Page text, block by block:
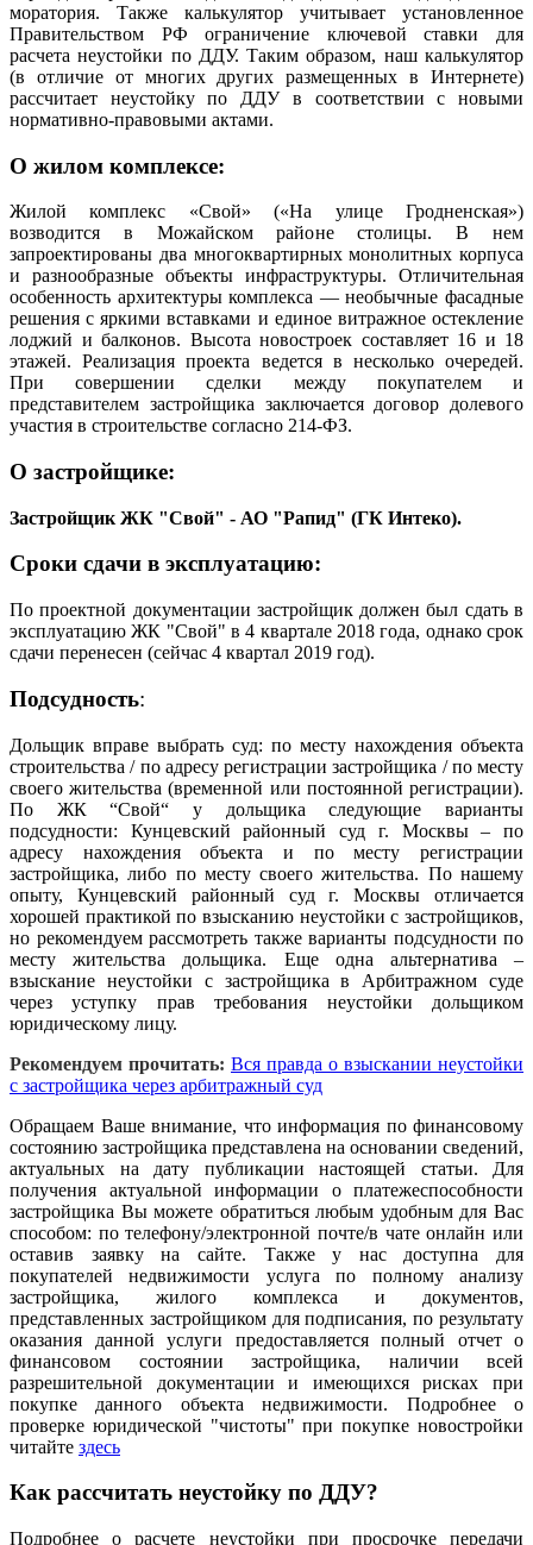
моратория. Также калькулятор учитывает установленное
Правительством РФ ограничение ключевой ставки для
расчета неустойки по ДДУ. Таким образом, наш калькулятор
(в отличие от многих других размещенных в Интернете)
рассчитает неустойку по ДДУ в соответствии с новыми
нормативно-правовыми актами.
О жилом комплексе:
Жилой комплекс «Свой» («На улице Гродненская»)
возводится в Можайском районе столицы. В нем
запроектированы два многоквартирных монолитных корпуса
и разнообразные объекты инфраструктуры. Отличительная
особенность архитектуры комплекса — необычные фасадные
решения с яркими вставками и единое витражное остекление
лоджий и балконов. Высота новостроек составляет 16 и 18
этажей. Реализация проекта ведется в несколько очередей.
При совершении сделки между покупателем и
представителем застройщика заключается договор долевого
участия в строительстве согласно 214-ФЗ.
О застройщике:
Застройщик ЖК "Свой" - АО "Рапид" (ГК Интеко).
Сроки сдачи в эксплуатацию:
По проектной документации застройщик должен был сдать в
эксплуатацию ЖК "Свой" в 4 квартале 2018 года, однако срок
сдачи перенесен (сейчас 4 квартал 2019 год).
Подсудность:
Дольщик вправе выбрать суд: по месту нахождения объекта
строительства / по адресу регистрации застройщика / по месту
своего жительства (временной или постоянной регистрации).
По ЖК “Свой“ у дольщика следующие варианты
подсудности: Кунцевский районный суд г. Москвы – по
адресу нахождения объекта и по месту регистрации
застройщика, либо по месту своего жительства. По нашему
опыту, Кунцевский районный суд г. Москвы отличается
хорошей практикой по взысканию неустойки с застройщиков,
но рекомендуем рассмотреть также варианты подсудности по
месту жительства дольщика. Еще одна альтернатива –
взыскание неустойки с застройщика в Арбитражном суде
через уступку прав требования неустойки дольщиком
юридическому лицу.
Рекомендуем прочитать: Вся правда о взыскании неустойки
с застройщика через арбитражный суд
Обращаем Ваше внимание, что информация по финансовому
состоянию застройщика представлена на основании сведений,
актуальных на дату публикации настоящей статьи. Для
получения актуальной информации о платежеспособности
застройщика Вы можете обратиться любым удобным для Вас
способом: по телефону/электронной почте/в чате онлайн или
оставив заявку на сайте. Также у нас доступна для
покупателей недвижимости услуга по полному анализу
застройщика, жилого комплекса и документов,
представленных застройщиком для подписания, по результату
оказания данной услуги предоставляется полный отчет о
финансовом состоянии застройщика, наличии всей
разрешительной документации и имеющихся рисках при
покупке данного объекта недвижимости. Подробнее о
проверке юридической "чистоты" при покупке новостройки
читайте здесь
Как рассчитать неустойку по ДДУ?
Подробнее о расчете неустойки при просрочке передачи